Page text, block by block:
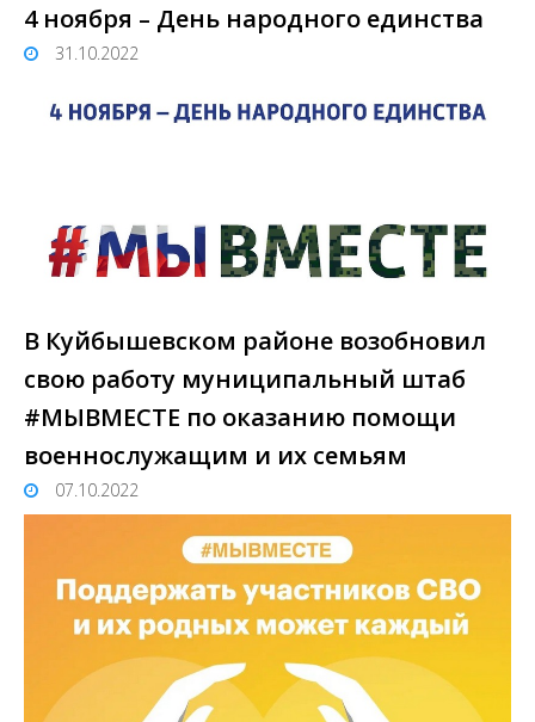
4 ноября – День народного единства
31.10.2022
В Куйбышевском районе возобновил
свою работу муниципальный штаб
#МЫВМЕСТЕ по оказанию помощи
военнослужащим и их семьям
07.10.2022